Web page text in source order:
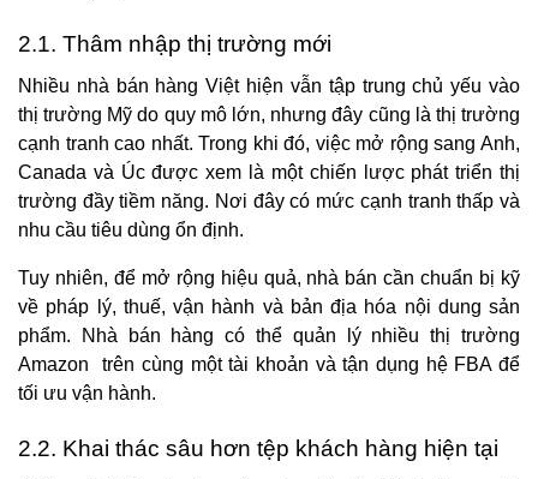
2.1. Thâm nhập thị trường mới
Nhiều nhà bán hàng Việt hiện vẫn tập trung chủ yếu vào
thị trường Mỹ do quy mô lớn, nhưng đây cũng là thị trường
cạnh tranh cao nhất. Trong khi đó, việc mở rộng sang Anh,
Canada và Úc được xem là một chiến lược phát triển thị
trường đầy tiềm năng. Nơi đây có mức cạnh tranh thấp và
nhu cầu tiêu dùng ổn định.
Tuy nhiên, để mở rộng hiệu quả, nhà bán cần chuẩn bị kỹ
về pháp lý, thuế, vận hành và bản địa hóa nội dung sản
phẩm. Nhà bán hàng có thể quản lý nhiều thị trường
Amazon trên cùng một tài khoản và tận dụng hệ FBA để
tối ưu vận hành.
2.2. Khai thác sâu hơn tệp khách hàng hiện tại